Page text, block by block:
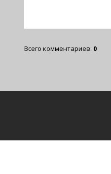
Всего комментариев: 0